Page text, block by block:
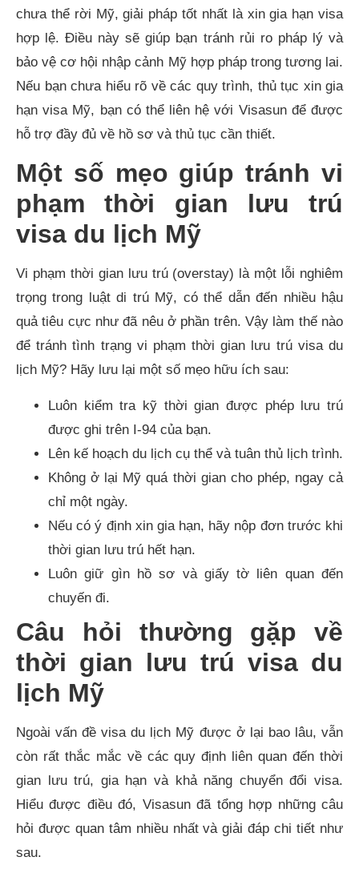
chưa thể rời Mỹ, giải pháp tốt nhất là xin gia hạn visa
hợp lệ. Điều này sẽ giúp bạn tránh rủi ro pháp lý và
bảo vệ cơ hội nhập cảnh Mỹ hợp pháp trong tương lai.
Nếu bạn chưa hiểu rõ về các quy trình, thủ tục xin gia
hạn visa Mỹ, bạn có thể liên hệ với Visasun để được
hỗ trợ đầy đủ về hồ sơ và thủ tục cần thiết.
Một số mẹo giúp tránh vi
phạm thời gian lưu trú
visa du lịch Mỹ
Vi phạm thời gian lưu trú (overstay) là một lỗi nghiêm
trọng trong luật di trú Mỹ, có thể dẫn đến nhiều hậu
quả tiêu cực như đã nêu ở phần trên. Vậy làm thế nào
để tránh tình trạng vi phạm thời gian lưu trú visa du
lịch Mỹ? Hãy lưu lại một số mẹo hữu ích sau:
Luôn kiểm tra kỹ thời gian được phép lưu trú
được ghi trên I-94 của bạn.
Lên kế hoạch du lịch cụ thể và tuân thủ lịch trình.
Không ở lại Mỹ quá thời gian cho phép, ngay cả
chỉ một ngày.
Nếu có ý định xin gia hạn, hãy nộp đơn trước khi
thời gian lưu trú hết hạn.
Luôn giữ gìn hồ sơ và giấy tờ liên quan đến
chuyến đi.
Câu hỏi thường gặp về
thời gian lưu trú visa du
lịch Mỹ
Ngoài vấn đề visa du lịch Mỹ được ở lại bao lâu, vẫn
còn rất thắc mắc về các quy định liên quan đến thời
gian lưu trú, gia hạn và khả năng chuyển đổi visa.
Hiểu được điều đó, Visasun đã tổng hợp những câu
hỏi được quan tâm nhiều nhất và giải đáp chi tiết như
sau.